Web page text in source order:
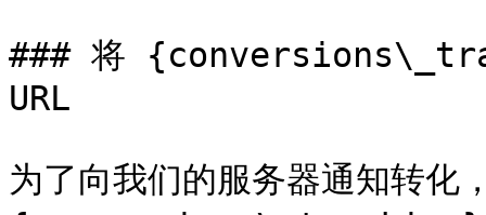
### 将
URL
为了向我们的服务器通知转